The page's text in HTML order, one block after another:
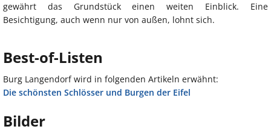
gewährt das Grundstück einen weiten Einblick. Eine
Besichtigung, auch wenn nur von außen, lohnt sich.
Best-of-Listen
Burg Langendorf wird in folgenden Artikeln erwähnt:
Die schönsten Schlösser und Burgen der Eifel
Bilder